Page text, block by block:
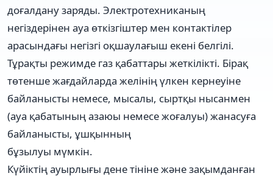
доғалдану заряды. Электротехниканың
негіздерінен ауа өткізгіштер мен контактілер
арасындағы негізгі оқшаулағыш екені белгілі.
Тұрақты режимде газ қабаттары жеткілікті. Бірақ
төтенше жағдайларда желінің үлкен кернеуіне
байланысты немесе, мысалы, сыртқы нысанмен
(ауа қабатының азаюы немесе жоғалуы) жанасуға
байланысты, ұшқынның
бұзылуы мүмкін.
Күйіктің ауырлығы дене тініне және зақымданған